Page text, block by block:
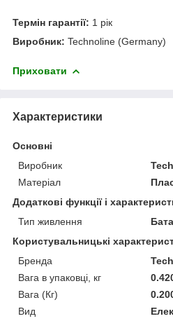
Термін гарантії: 1 рік
Виробник: Technoline (Germany)
Приховати
Характеристики
Основні
Виробник
Матеріал
Додаткові функції і
Тип живлення
Користувальницькі
Бренда
Вага в упаковці, кг
Вага (Кг)
Вид